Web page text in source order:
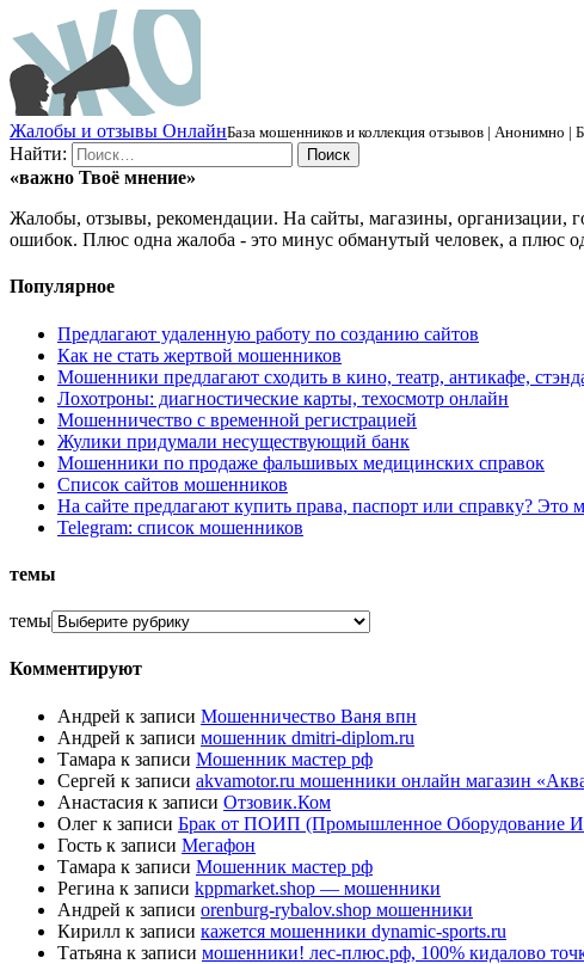
Жалобы и отзывы ОнлайнБаза мошенников и коллекция отзывов | Анонимно |
Найти:
«важно Твоё мнение»
Жалобы, отзывы, рекомендации. На сайты, магазины, организации,
ошибок. Плюс одна жалоба - это минус обманутый человек, а плюс
Популярное
Предлагают удаленную работу по созданию сайтов
Как не стать жертвой мошенников
Мошенники предлагают сходить в кино, театр, антикафе,
Лохотроны: диагностические карты, техосмотр онлайн
Мошенничество с временной регистрацией
Жулики придумали несуществующий банк
Мошенники по продаже фальшивых медицинских справок
Список сайтов мошенников
На сайте предлагают купить права, паспорт или справку? Это
Telegram: список мошенников
темы
темы
Комментируют
Андрей к записи Мошенничество Ваня впн
Андрей к записи мошенник dmitri-diplom.ru
Тамара к записи Мошенник мастер рф
Сергей к записи akvamotor.ru мошенники онлайн магазин
Анастасия к записи Отзовик.Ком
Олег к записи Брак от ПОИП (Промышленное Оборудование
Гость к записи Мегафон
Тамара к записи Мошенник мастер рф
Регина к записи kppmarket.shop — мошенники
Андрей к записи orenburg-rybalov.shop мошенники
Кирилл к записи кажется мошенники dynamic-sports.ru
Татьяна к записи мошенники! лес-плюс.рф, 100% кидалово